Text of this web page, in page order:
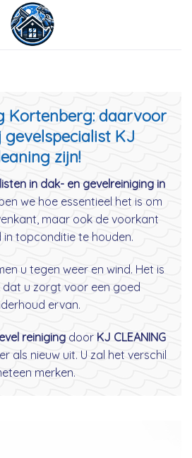
Kortenberg: daarvoor
KJ
zijn!
in dak- en gevelreiniging in
we hoe essentieel het is om
maar ook de voorkant
in topconditie te houden.
u tegen weer en wind. Het is
dat u zorgt voor een goed
ervan.
reiniging door KJ CLEANING
als nieuw uit. U zal het verschil
merken.